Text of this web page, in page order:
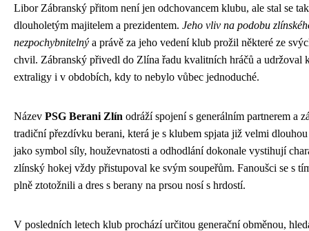
Libor Zábranský přitom není jen odchovancem klubu, ale stal se
dlouholetým majitelem a prezidentem. Jeho vliv na podobu
nezpochybnitelný a právě za jeho vedení klub prožil některé ze
chvil. Zábranský přivedl do Zlína řadu kvalitních hráčů a udržoval
extraligy i v obdobích, kdy to nebylo vůbec jednoduché.
Název PSG Berani Zlín odráží spojení s generálním partnerem a
tradiční přezdívku berani, která je s klubem spjata již velmi
jako symbol síly, houževnatosti a odhodlání dokonale vystihují
zlínský hokej vždy přistupoval ke svým soupeřům. Fanoušci se s
plně ztotožnili a dres s berany na prsou nosí s hrdostí.
V posledních letech klub prochází určitou generační obměnou,